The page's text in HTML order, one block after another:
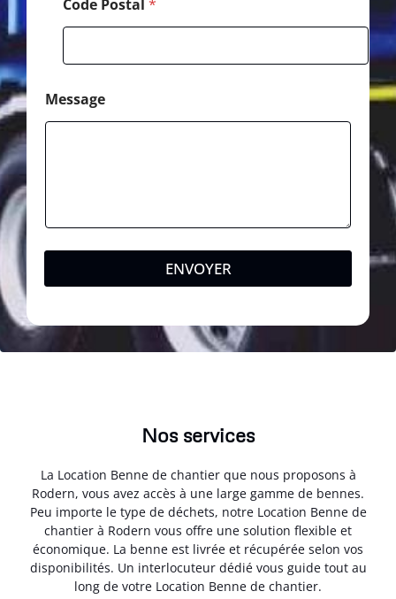
Code Postal *
Message
ENVOYER
Nos services
La Location Benne de chantier que nous proposons à
Rodern, vous avez accès à une large gamme de bennes.
Peu importe le type de déchets, notre Location Benne de
chantier à Rodern vous offre une solution flexible et
économique. La benne est livrée et récupérée selon vos
disponibilités. Un interlocuteur dédié vous guide tout au
long de votre Location Benne de chantier.